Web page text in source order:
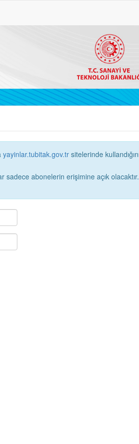
yayinlar.tubitak.gov.tr
erişimine açık olacaktır. Abonelik fırsatları